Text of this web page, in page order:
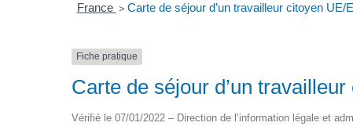
France > Carte de séjour d’un travailleur citoyen UE/
Fiche pratique
Carte de séjour d’un
Vérifié le 07/01/2022 – Direction de l’information légale et